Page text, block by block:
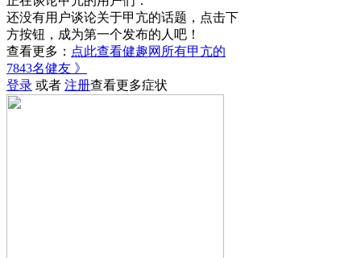
还没有用户谈论关于甲亢的话题，点击下
方按钮，成为第一个发布的人吧！
查看更多： 点此查看健趣网所有甲亢的
7843名健友 》
登录 或者 注册查看更多症状